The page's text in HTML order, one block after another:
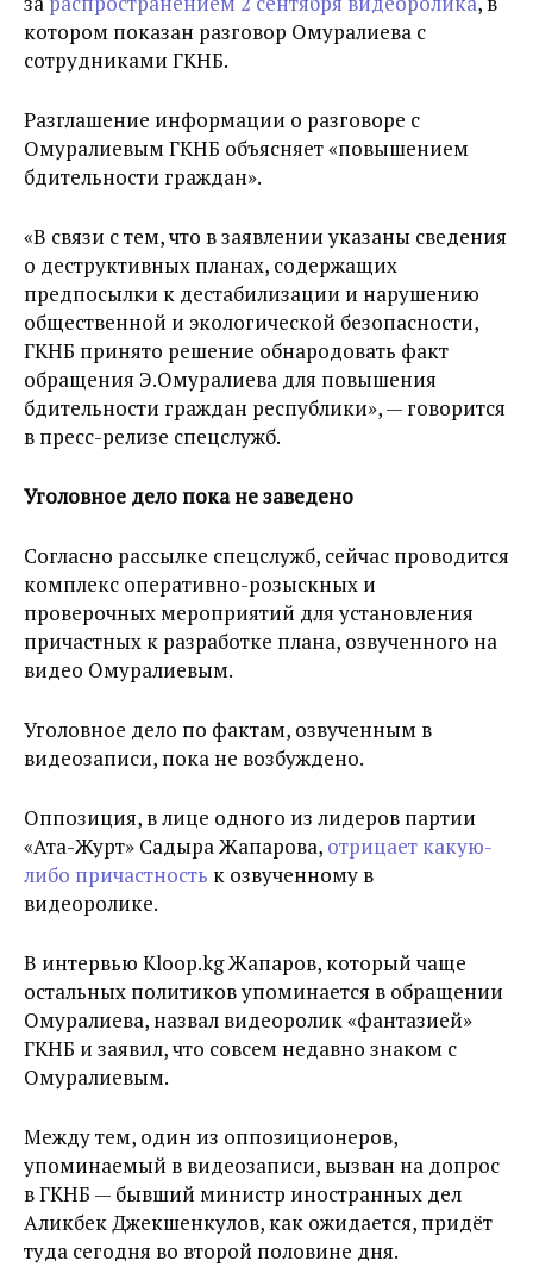
котором показан разговор Омуралиева с
сотрудниками ГКНБ.
Разглашение информации о разговоре с
Омуралиевым ГКНБ объясняет «повышением
бдительности граждан».
«В связи с тем, что в заявлении указаны сведения
о деструктивных планах, содержащих
предпосылки к дестабилизации и нарушению
общественной и экологической безопасности,
ГКНБ принято решение обнародовать факт
обращения Э.Омуралиева для повышения
бдительности граждан республики», — говорится
в пресс-релизе спецслужб.
Уголовное дело пока не заведено
Согласно рассылке спецслужб, сейчас проводится
комплекс оперативно-розыскных и
проверочных мероприятий для установления
причастных к разработке плана, озвученного на
видео Омуралиевым.
Уголовное дело по фактам, озвученным в
видеозаписи, пока не возбуждено.
Оппозиция, в лице одного из лидеров партии
«Ата-Журт» Садыра Жапарова, отрицает какую-
либо причастность к озвученному в
видеоролике.
В интервью Kloop.kg Жапаров, который чаще
остальных политиков упоминается в обращении
Омуралиева, назвал видеоролик «фантазией»
ГКНБ и заявил, что совсем недавно знаком с
Омуралиевым.
Между тем, один из оппозиционеров,
упоминаемый в видеозаписи, вызван на допрос
в ГКНБ — бывший министр иностранных дел
Аликбек Джекшенкулов, как ожидается, придёт
туда сегодня во второй половине дня.